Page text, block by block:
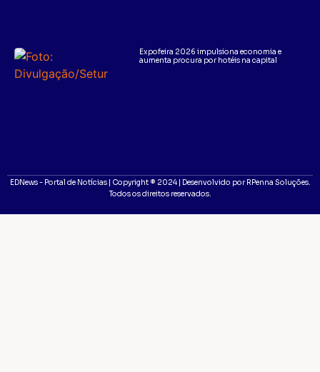
Expofeira 2026 impulsiona economia e
aumenta procura por hotéis na capital
EDNews - Portal de Notícias | Copyright ® 2024 | Desenvolvido por RPenna Soluções.
Todos os direitos reservados.